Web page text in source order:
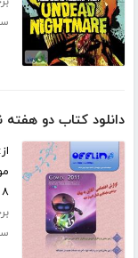
دانلود کتاب دو
از:
۸ صفحه